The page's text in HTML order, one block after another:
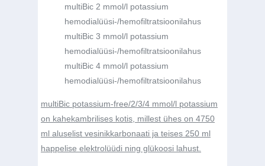
multiBic 2 mmol/l potassium
hemodialüüsi-/hemofiltratsioonilahus
multiBic 3 mmol/l potassium
hemodialüüsi-/hemofiltratsioonilahus
multiBic 4 mmol/l potassium
hemodialüüsi-/hemofiltratsioonilahus
multiBic potassium-free/2/3/4 mmol/l potassium
on kahekambrilises kotis, millest ühes on 4750
ml aluselist vesinikkarbonaati ja teises 250 ml
happelise elektrolüüdi ning glükoosi lahust.